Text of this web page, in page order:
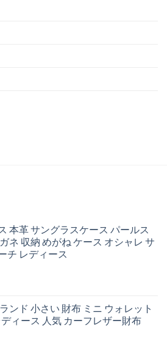
本革 サングラスケース パールス
ネ 収納 めがね ケース オシャレ サ
チ レディース
ンド 小さい 財布 ミニ ウォレット
ィース 人気 カーフレザー財布